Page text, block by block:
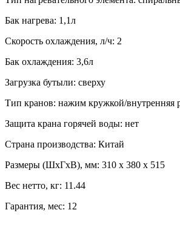
Бак нагрева: 1,1л
Скорость охлаждения, л/ч: 2
Бак охлаждения: 3,6л
Загрузка бутыли: сверху
Тип кранов: нажим кружкой/внутренняя
Защита крана горячей воды: нет
Страна производства: Китай
Размеры (ШхГхВ), мм: 310 х 380 х 515
Вес нетто, кг: 11.44
Гарантия, мес: 12